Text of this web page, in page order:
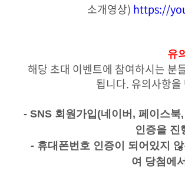
소개영상) https://
유
해당 초대 이벤트에 참여하시는 분
됩니다. 유의사항
- SNS 회원가입(네이버, 페이스
인증을 진
- 휴대폰번호 인증이 되어있지
여 당첨에